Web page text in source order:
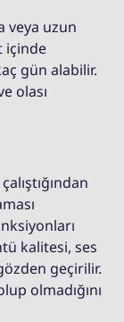
veya uzun
içinde
gün alabilir.
olası
kalitesi, ses
geçirilir.
olmadığını